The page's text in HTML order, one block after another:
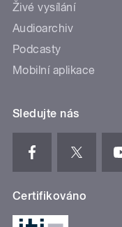
Živé vysílání
Audioarchiv
Podcasty
Mobilní aplikace
Sledujte nás
Certifikováno